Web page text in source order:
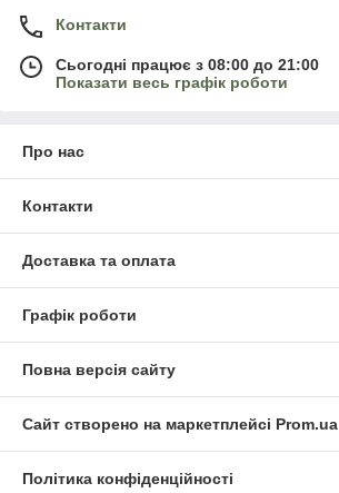
Контакти
Сьогодні працює з 08:00 до 21:00
Показати весь графік роботи
Про нас
Контакти
Доставка та оплата
Графік роботи
Повна версія сайту
Сайт створено на маркетплейсі Prom.ua
Політика конфіденційності